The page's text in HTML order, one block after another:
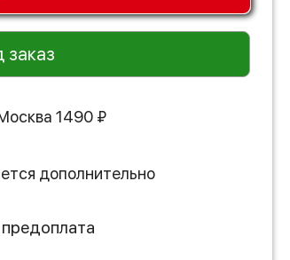
заказ
1490 ₽
дополнительно